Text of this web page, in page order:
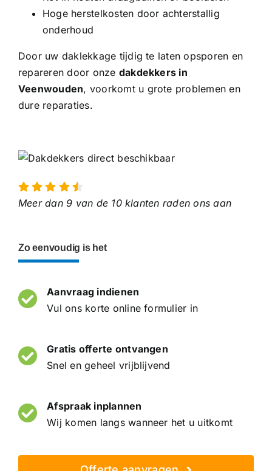
Hoge herstelkosten door achterstallig
onderhoud
Door uw daklekkage tijdig te laten opsporen en
repareren door onze dakdekkers in
Veenwouden, voorkomt u grote problemen en
dure reparaties.
Meer dan 9 van de 10 klanten raden ons aan
Zo eenvoudig is het
Aanvraag indienen
Vul ons korte online formulier in
Gratis offerte ontvangen
Snel en geheel vrijblijvend
Afspraak inplannen
Wij komen langs wanneer het u uitkomt